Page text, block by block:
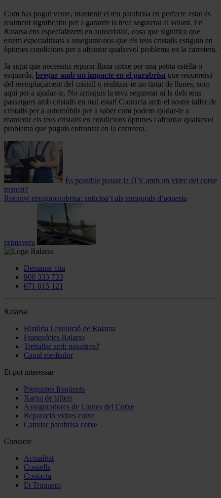
Com has pogut veure, mantenir el teu parabrisa en perfecte estat és
realment significatiu per a garantir la teva seguretat al volant. En
Ralarsa ens especialitzem en autocristall, cosa que significa que
estem especialitzats a assegurar-nos que els teus cristalls estiguin en
òptimes condicions per a afrontar qualsevol problema en la carretera.
Ja sigui que necessitis reparar lluna cotxe per una petita estella o
esquerda, bregar amb un impacte en el parabrisa que requereixi
del reemplaçament del cristall o realitzar-te un tintat de llunes, som
aquí per a ajudar-te. No arrisquis la teva seguretat ni la dels teus
passatgers amb cristalls en mal estat! Contacta amb el nostre taller de
cristalls per a automòbils per a saber com podem ajudar-te a
mantenir els teus cristalls en condicions òptimes i afrontar qualsevol
problema que puguis enfrontar en la carretera.
És possible passar la ITV amb un vidre del cotxe
trencat?
Recanvi eixugaparabrisa: anticipa’t als temporals d’aquesta
primavera
Demanar cita
900 333 733
671 015 121
Ralarsa
Història i evolució de Ralarsa
Franquícies Ralarsa
Treballar amb nosaltres?
Canal mediador
Et pot interessar
Preguntes freqüents
Xarxa de tallers
Asseguradores de Llunes del Cotxe
Reparació vidres cotxe
Canviar parabrisa cotxe
Contacte
Actualitat
Consells
Contacta
Et Truquem